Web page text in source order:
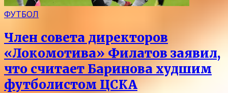
ФУТБОЛ
Член совета директоров
«Локомотива» Филатов заявил,
что считает Баринова худшим
футболистом ЦСКА